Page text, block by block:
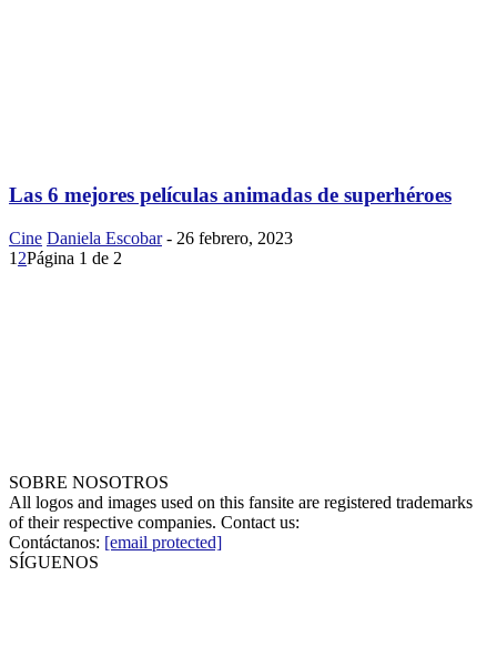
Las 6 mejores películas animadas de superhéroes
Cine Daniela Escobar - 26 febrero, 2023
1 2Página 1 de 2
SOBRE NOSOTROS
All logos and images used on this fansite are registered trademarks
of their respective companies. Contact us:
Contáctanos: [email protected]
SÍGUENOS